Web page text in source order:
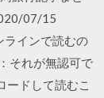
07/15
インで読むの
それが無認可で
ードして読むこ